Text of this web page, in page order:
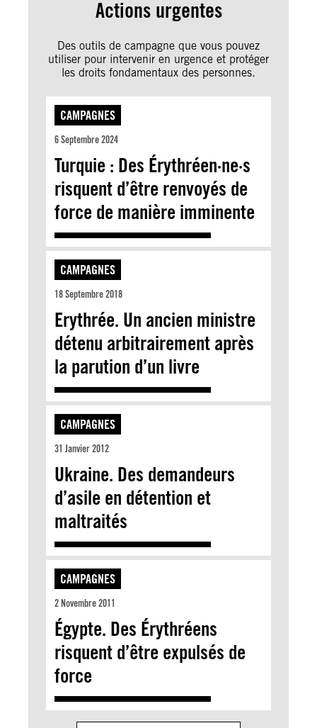
Actions urgentes
Des outils de campagne que vous pouvez
utiliser pour intervenir en urgence et protéger
les droits fondamentaux des personnes.
CAMPAGNES
6 Septembre 2024
Turquie : Des Érythréen·ne·s
risquent d’être renvoyés de
force de manière imminente
CAMPAGNES
18 Septembre 2018
Erythrée. Un ancien ministre
détenu arbitrairement après
la parution d’un livre
CAMPAGNES
31 Janvier 2012
Ukraine. Des demandeurs
d’asile en détention et
maltraités
CAMPAGNES
2 Novembre 2011
Égypte. Des Érythréens
risquent d’être expulsés de
force